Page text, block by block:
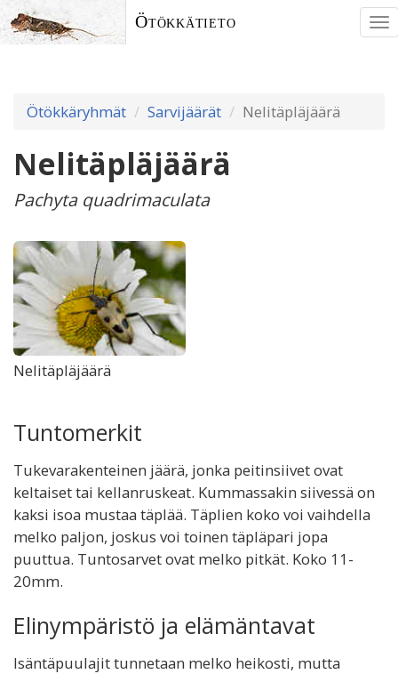
Ötökkätieto
Ötökkäryhmät Sarvijäärät Nelitäpläjäärä
Nelitäpläjäärä
Pachyta quadrimaculata
Nelitäpläjäärä
Tuntomerkit
Tukevarakenteinen jäärä, jonka peitinsiivet ovat
keltaiset tai kellanruskeat. Kummassakin siivessä on
kaksi isoa mustaa täplää. Täplien koko voi vaihdella
melko paljon, joskus voi toinen täpläpari jopa
puuttua. Tuntosarvet ovat melko pitkät. Koko 11-
20mm.
Elinympäristö ja elämäntavat
Isäntäpuulajit tunnetaan melko heikosti, mutta